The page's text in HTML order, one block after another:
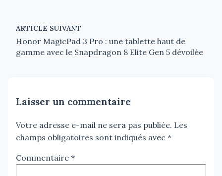
ARTICLE SUIVANT
Honor MagicPad 3 Pro : une tablette haut de
gamme avec le Snapdragon 8 Elite Gen 5 dévoilée
Laisser un commentaire
Votre adresse e-mail ne sera pas publiée. Les
champs obligatoires sont indiqués avec *
Commentaire *